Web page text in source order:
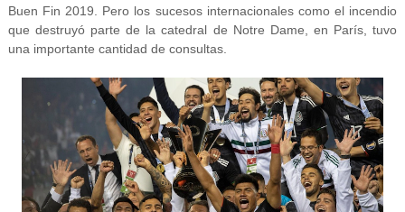
Buen Fin 2019. Pero los sucesos internacionales como el incendio
que destruyó parte de la catedral de Notre Dame, en París, tuvo
una importante cantidad de consultas.